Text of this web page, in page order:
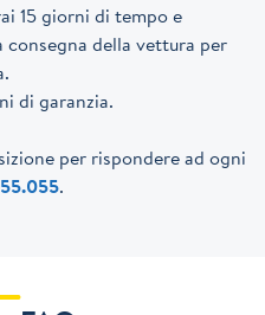
15 giorni di tempo e
della vettura per
di garanzia.
per rispondere ad ogni
.